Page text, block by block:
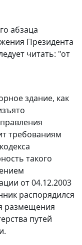
абзаца
Президента
читать: "от
здание, как
требованиям
такого
от 04.12.2003
распорядился
размещения
путей